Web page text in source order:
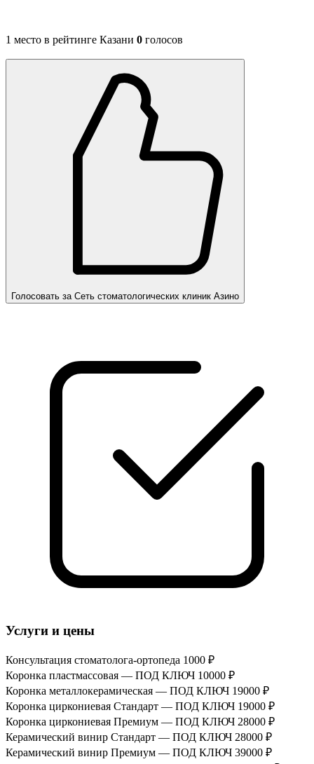
1 место в рейтинге Казани 0 голосов
Голосовать за Сеть стоматологических клиник Азино
Услуги и цены
Консультация стоматолога-ортопеда 1000 ₽
Коронка пластмассовая — ПОД КЛЮЧ 10000 ₽
Коронка металлокерамическая — ПОД КЛЮЧ 19000 ₽
Коронка циркониевая Стандарт — ПОД КЛЮЧ 19000 ₽
Коронка циркониевая Премиум — ПОД КЛЮЧ 28000 ₽
Керамический винир Стандарт — ПОД КЛЮЧ 28000 ₽
Керамический винир Премиум — ПОД КЛЮЧ 39000 ₽